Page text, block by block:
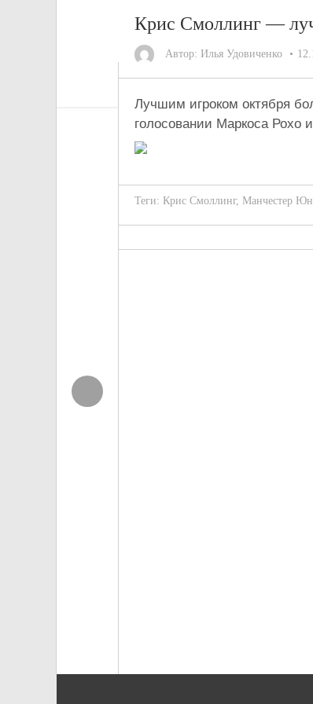
Крис Смоллинг —
Автор: Илья Удовиченко
Лучшим игроком октября
голосовании Маркоса Рохо
Теги: Крис Смоллинг, Манчестер